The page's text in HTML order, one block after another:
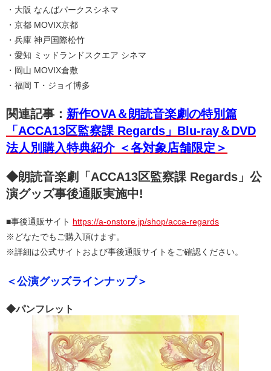
・大阪 なんばパークスシネマ
・京都 MOVIX京都
・兵庫 神戸国際松竹
・愛知 ミッドランドスクエア シネマ
・岡山 MOVIX倉敷
・福岡 T・ジョイ博多
関連記事： 新作OVA＆朗読音楽劇の特別篇
「ACCA13区監察課 Regards」Blu-ray＆DVD
法人別購入特典紹介 ＜各対象店舗限定＞
◆朗読音楽劇「ACCA13区監察課 Regards」公
演グッズ事後通販実施中!
■事後通販サイト https://a-onstore.jp/shop/acca-regards
※どなたでもご購入頂けます。
※詳細は公式サイトおよび事後通販サイトをご確認ください。
＜公演グッズラインナップ＞
◆パンフレット